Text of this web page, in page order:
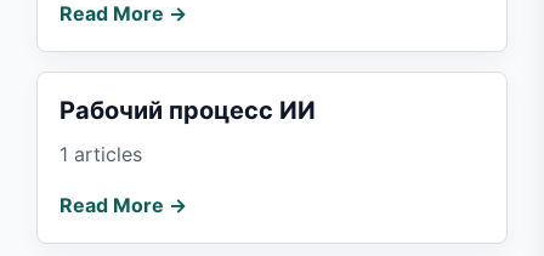
Read More →
Рабочий процесс ИИ
1 articles
Read More →